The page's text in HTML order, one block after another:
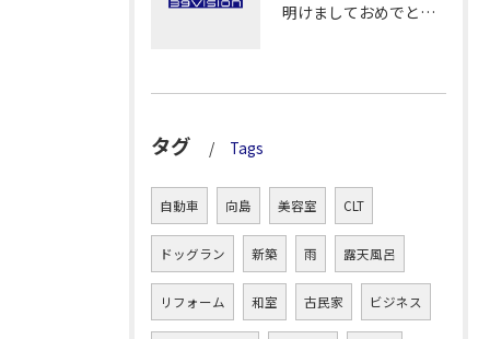
明けましておめでとうございます！
タグ Tags
自動車 向島 美容室 CLT
ドッグラン 新築 雨 露天風呂
リフォーム 和室 古民家 ビジネス